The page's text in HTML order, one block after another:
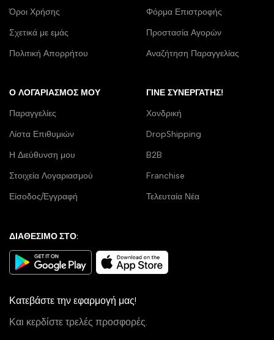
Όροι Χρήσης
Σχετικά με εμάς
Πολιτική Απορρήτου
Φόρμα Επιστροφής
Προστασία Αγορών
Αναζήτηση Παραγγελίας
Ο ΛΟΓΑΡΙΑΣΜΌΣ ΜΟΥ
Παραγγελίες
Λίστα Επιθυμιών
Η Διεύθυνση μου
Στοιχεία Λογαριασμού
Είσοδος/Εγγραφή
ΓΊΝΕ ΣΥΝΕΡΓΆΤΗΣ!
Χονδρική
DropShipping
B2B
Franchise
Τελευταία Νέα
ΔΙΑΘΕΣΙΜΟ ΣΤΟ:
Κατεβάστε την εφαρμογή μας!
Και κερδίστε τρελές προσφορές.